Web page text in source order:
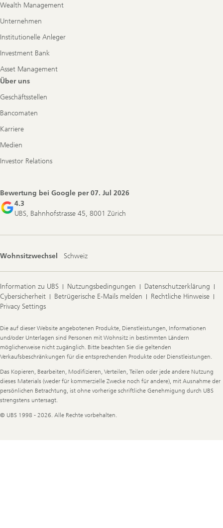
Wealth Management
Unternehmen
Institutionelle Anleger
Investment Bank
Asset Management
Über uns
Geschäftsstellen
Bancomaten
Karriere
Medien
Investor Relations
Bewertung bei Google per07. Jul 2026
4.3
UBS, Bahnhofstrasse 45, 8001 Zürich
Wohnsitzwechsel Schweiz
Information zu UBS Nutzungsbedingungen
Datenschutzerklärung
Cybersicherheit
Betrügerische E-Mails melden
Rechtliche Hinweise
Privacy Settings
Legal
Information
Die auf dieser Website angebotenen Produkte, Dienstleistungen, Informationen
und/oder Unterlagen sind Personen mit Wohnsitz in bestimmten Ländern
möglicherweise nicht zugänglich. Bitte beachten Sie die geltenden
Verkaufsbeschränkungen für die entsprechenden Produkte oder Dienstleistungen.
Das Kopieren, Bearbeiten, Modifizieren, Verteilen, Teilen oder jede andere Nutzung
dieses Materials (weder für kommerzielle Zwecke noch für andere), mit Ausnahme der
persönlichen Betrachtung, ist ohne vorherige schriftliche Genehmigung durch UBS
strengstens untersagt.
© UBS 1998 - 2026. Alle Rechte vorbehalten.